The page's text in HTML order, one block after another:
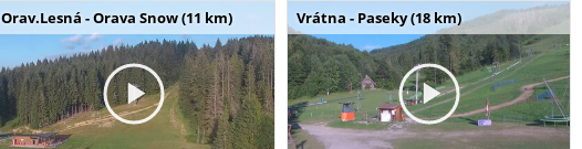
Orav.Lesná - Orava Snow (11 km) Vrátna - Paseky (18 km)